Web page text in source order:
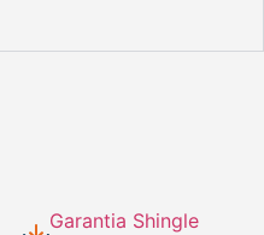
Garantia Shingle